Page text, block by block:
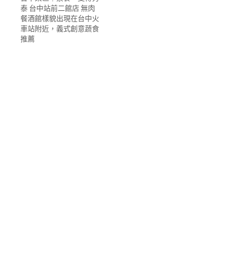
泰 台中站前二館店 無肉
餐酒館樣貌出現在台中火
車站附近，義式創意蔬食
推薦